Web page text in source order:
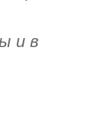
и в